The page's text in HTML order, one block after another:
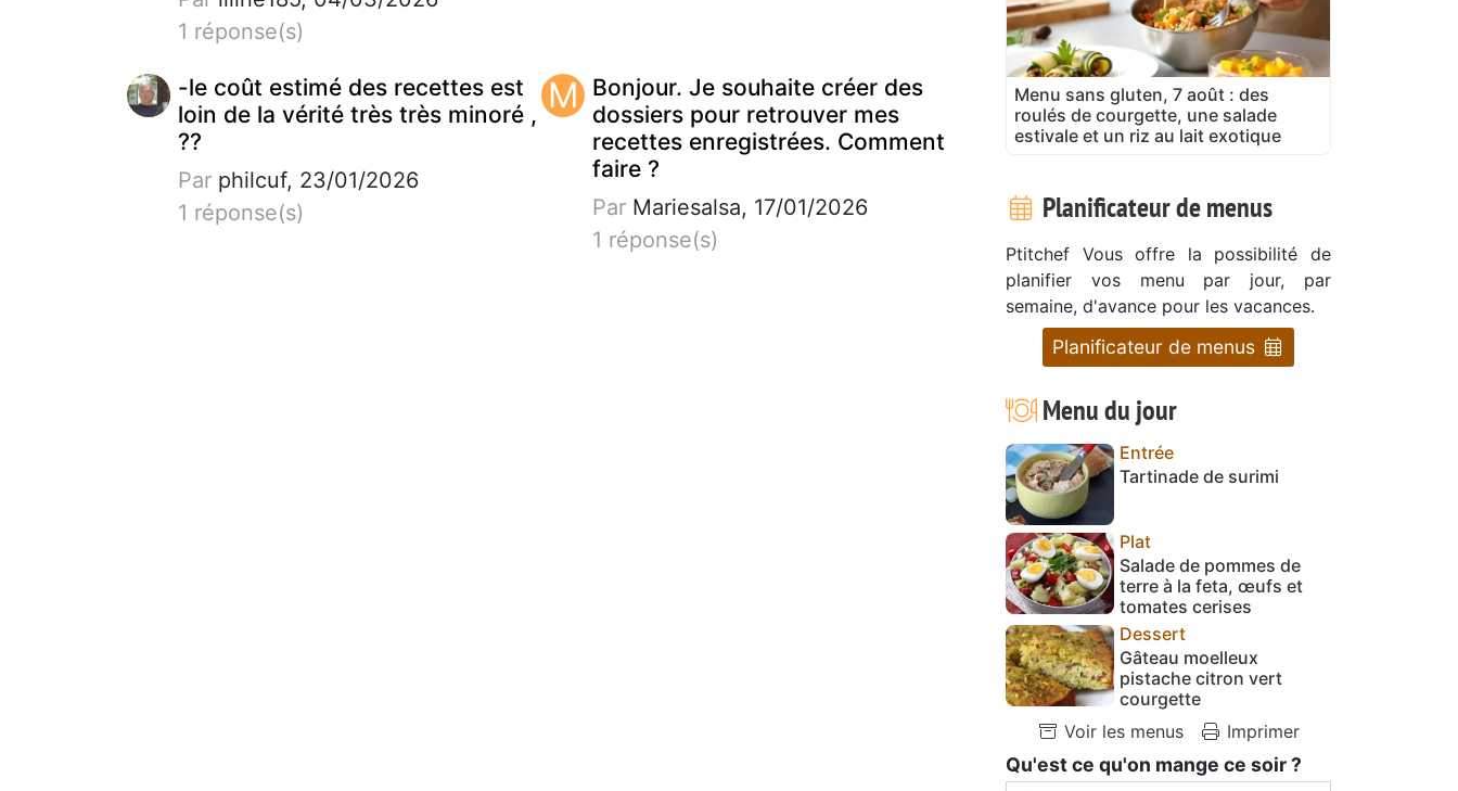
1 réponse(s)
-le coût estimé des recettes est
loin de la vérité très très minoré ,
??
Par philcuf, 23/01/2026
1 réponse(s)
M Bonjour. Je souhaite créer des
dossiers pour retrouver mes
recettes enregistrées. Comment
faire ?
ParMariesalsa, 17/01/2026
1 réponse(s)
Menu sans gluten, 7 août : des
roulés de courgette, une salade
estivale et un riz au lait exotique
Planificateur de menus
Ptitchef Vous offre la possibilité de
planifier vos menu par jour, par
semaine, d'avance pour les vacances.
Planificateur de menus
Menu du jour
Entrée
Tartinade de surimi
Plat
Salade de pommes de
terre à la feta, œufs et
tomates cerises
Dessert
Gâteau moelleux
pistache citron vert
courgette
Voir les menus
Imprimer
Qu'est ce qu'on mange ce soir ?